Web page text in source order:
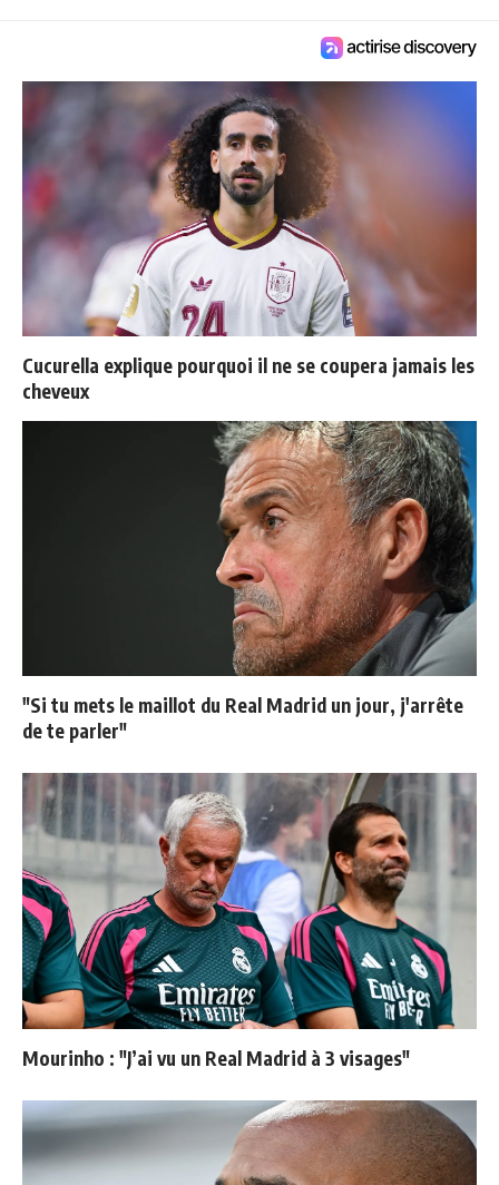
Cucurella explique pourquoi il ne se coupera jamais les
cheveux
"Si tu mets le maillot du Real Madrid un jour, j'arrête
de te parler"
Mourinho : "J’ai vu un Real Madrid à 3 visages"